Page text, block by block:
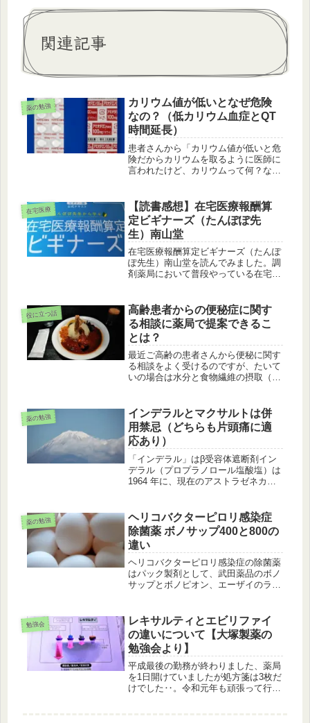
関連記事
薬の勉強
カリウム値が低いとなぜ危険
なの？（低カリウム血症とQT
時間延長）
患者さんから「カリウム値が低いと危
険だからカリウムを取るように医師に
言われたけど、カリウムって何？なん
て、力が入りにくくなったり痙攣をお
こすことがあります。また心臓の筋肉
で...
在宅医療
【読書感想】在宅医療報酬算
定ビギナーズ（たんぽぽ先
生）南山堂
在宅医療報酬算定ビギナーズ（たんぽ
ぽ先生）南山堂を読んでみました。調
剤薬局において普段やっている在宅医
包化して患者さんに配達しお薬カレン
ダーにセットする。そして居宅療養管
理...
役に立つ話
高齢患者からの便秘症に関す
る相談に薬局で提案できるこ
とは？
最近ご高齢の患者さんから便秘に関す
る相談をよく受けるのですが、たいて
いの場合は水分と食物繊維の摂取（水
における生活習慣の改善を提案してい
ます。しかし改善が見られない場合に
大...
薬の勉強
インデラルとマクサルトは併
用禁忌（どちらも片頭痛に適
応あり）
「インデラル」はβ受容体遮断剤イン
デラル（プロプラノロール塩酸塩）は
1964 年に、現在のアストラゼネカ社
症、不整脈の治療薬として製造承認さ
れ、高血圧に対する効果も確認され...
薬の勉強
ヘリコバクターピロリ感染症
除菌薬 ボノサップ400と800の
違い
ヘリコバクターピロリ感染症の除菌薬
はパック製剤として、武田薬品のボノ
サップとボノピオン、エーザイのラベ
サップパック400/800（ﾎﾞﾉﾌﾟﾗｻﾞﾝ
20mg＋AMPC75...
勉強会
レキサルティとエビリファイ
の違いについて【大塚製薬の
勉強会より】
平成最後の勤務が終わりました、薬局
を1日開けていましたが処方箋は3枚だ
けでした‥。令和元年も頑張って行き